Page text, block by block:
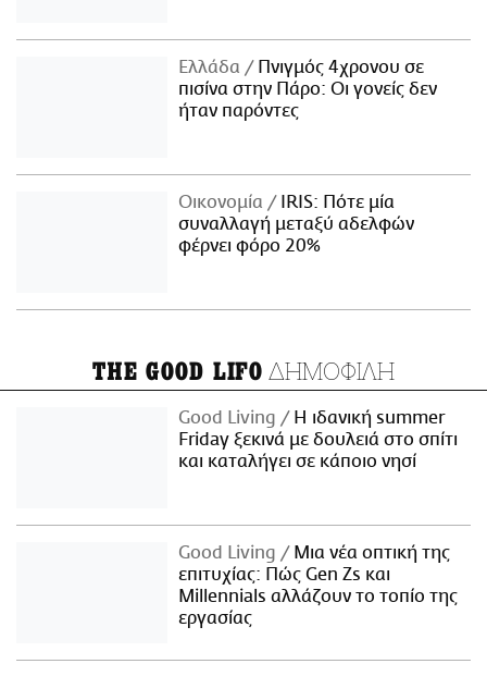
Ελλάδα
Πνιγμός 4χρονου σε
πισίνα στην Πάρο: Οι γονείς δεν
ήταν παρόντες
Οικονομία
IRIS: Πότε μία
συναλλαγή μεταξύ αδελφών
φέρνει φόρο 20%
THE GOOD LIFO ΔΗΜΟΦΙΛΗ
Good Living
Η ιδανική summer
Friday ξεκινά με δουλειά στο σπίτι
και καταλήγει σε κάποιο νησί
Good Living
Μια νέα οπτική της
επιτυχίας: Πώς Gen Zs και
Millennials αλλάζουν το τοπίο της
εργασίας